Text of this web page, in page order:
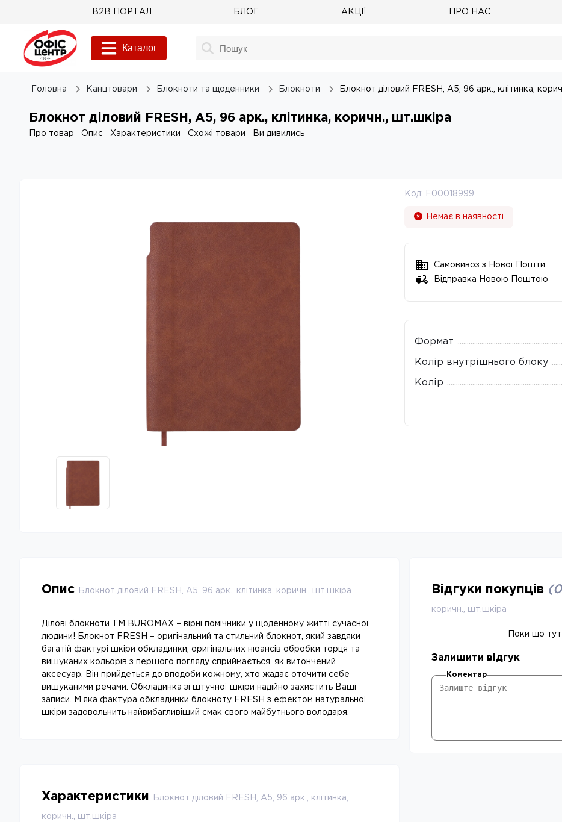
B2B ПОРТАЛ БЛОГ АКЦІЇ ПРО НАС
Каталог
Головна Канцтовари Блокноти та щоденники Блокноти Блокнот діловий FRESH, А5, 96 арк., клітинка,
Блокнот діловий FRESH, А5, 96 арк., клітинка, коричн., шт.шкіра
Про товар Опис Характеристики Схожі товари Ви дивились
Код: F00018999
Немає в наявності
Самовивоз з Нової Пошти
Відправка Новою Поштою
Формат
Колір внутрішнього блоку
Колір
Опис Блокнот діловий FRESH, А5, 96 арк., клітинка, коричн., шт.шкіра
Ділові блокноти ТМ BUROMAX – вірні помічники у щоденному житті сучасної
людини! Блокнот FRESH – оригінальний та стильний блокнот, який завдяки
багатій фактурі шкіри обкладинки, оригінальних нюансів обробки торця та
вишуканих кольорів з першого погляду сприймається, як витончений
аксесуар. Він прийдеться до вподоби кожному, хто жадає оточити себе
вишуканими речами. Обкладинка зі штучної шкіри надійно захистить Ваші
записи. М’яка фактура обкладинки блокноту FRESH з ефектом натуральної
шкіри задовольнить найвибагливіший смак свого майбутнього володаря.
Характеристики Блокнот діловий FRESH, А5, 96 арк., клітинка,
коричн., шт.шкіра
Відгуки покупців (0
коричн., шт.шкіра
Поки що тут
Залишити відгук
Коментар